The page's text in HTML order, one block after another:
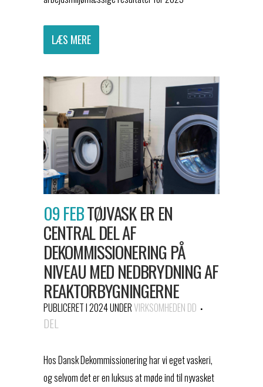
LÆS MERE
09 FEBTØJVASK ER EN
CENTRAL DEL AF
DEKOMMISSIONERING PÅ
NIVEAU MED NEDBRYDNING AF
REAKTORBYGNINGERNE
PUBLICERET I 2024UNDERVIRKSOMHEDEN DD
DEL
Hos Dansk Dekommissionering har vi eget vaskeri,
og selvom det er en luksus at møde ind til nyvasket